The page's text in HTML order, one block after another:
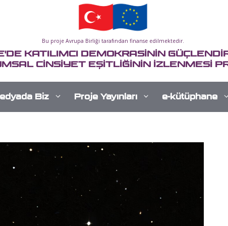
Bu proje Avrupa Birliği tarafından finanse edilmektedir.
KATILIMCI DEMOKRASİNİN
CİNSİYET EŞİTLİĞİNİN İZLENMESİ
Biz Proje Yayınları e-kütüphane